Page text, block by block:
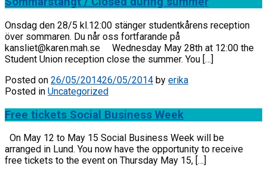
Onsdag den 28/5 kl.12:00 stänger studentkårens reception
över sommaren. Du når oss fortfarande på
kansliet@karen.mah.se Wednesday May 28th at 12:00 the
Student Union reception close the summer. You […]
Posted on 26/05/201426/05/2014 by erika
Posted in Uncategorized
Free tickets Social Business Week
On May 12 to May 15 Social Business Week will be
arranged in Lund. You now have the opportunity to receive
free tickets to the event on Thursday May 15, […]